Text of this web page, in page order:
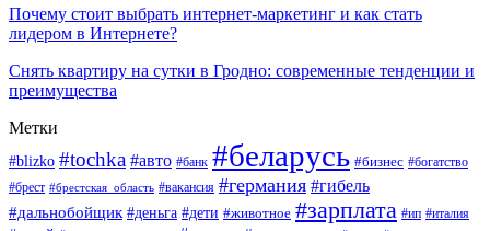
Почему стоит выбрать интернет-маркетинг и как стать
лидером в Интернете?
Снять квартиру на сутки в Гродно: современные тенденции и
преимущества
Метки
#blizko #tochka #авто #банк #беларусь #бизнес #богатство
#брест #брестская_область #вакансия #германия #гибель
#дальнобойщик #деньга #дети #животное #зарплата #ип #италия